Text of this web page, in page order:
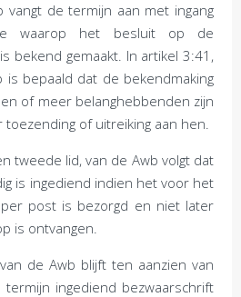
vangt de termijn aan met ingang
waarop het besluit op de
bekend gemaakt. In artikel 3:41,
is bepaald dat de bekendmaking
of meer belanghebbenden zijn
toezending of uitreiking aan hen.
tweede lid, van de Awb volgt dat
is ingediend indien het voor het
post is bezorgd en niet later
is ontvangen.
de Awb blijft ten aanzien van
ingediend bezwaarschrift